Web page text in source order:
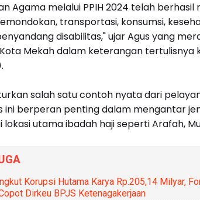
Agama melalui PPIH 2024 telah
transportasi, konsumsi,
disabilitas," ujar Agus yang
Mekah dalam keterangan tertulisnya
salah satu contoh nyata dari
ini berperan penting dalam mengantar
utama ibadah haji seperti Arafah,
Korupsi Hutama Karya Rp.205,14 Milyar,
Dirkeu BPJS Ketenagakerjaan